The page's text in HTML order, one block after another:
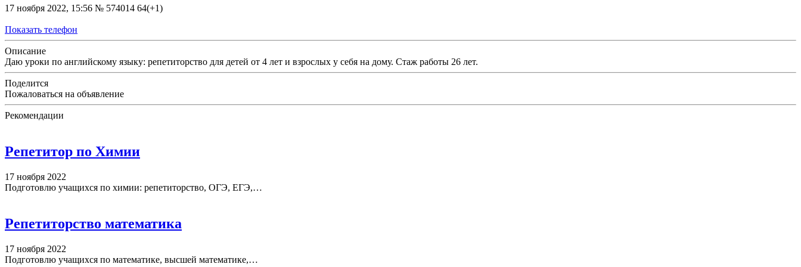
17 ноября 2022, 15:56 № 574014 64(+1)
Показать телефон
Описание
Даю уроки по английскому языку: репетиторство для детей от 4 лет и взрослых у себя на дому. Стаж работы 26 лет.
Поделится
Пожаловаться на объявление
Рекомендации
Репетитор по Химии
17 ноября 2022
Подготовлю учащихся по химии: репетиторство, ОГЭ, ЕГЭ,…
Репетиторство математика
17 ноября 2022
Подготовлю учащихся по математике, высшей математике,…